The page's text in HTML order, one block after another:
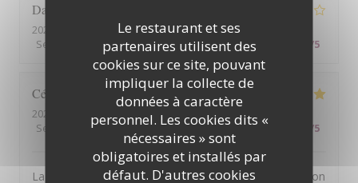
Le restaurant et ses
partenaires utilisent des
cookies sur ce site, pouvant
impliquer la collecte de
données à caractère
personnel. Les cookies dits «
nécessaires » sont
obligatoires et installés par
défaut. D'autres cookies
Daniel
2026-08-05
- 20:45 - Couverts 4
Service
Ambiance:4/5 Cuisine:4/5 Qualité / Prix /5
Cécile
2026-08-05
- 19:15 - Couverts 2
Service
/5 Ambiance: 5 /5 Cuisine:5/5 Qualité / Prix /5
La vue est exceptionnelle, le service est parfait. Très bon